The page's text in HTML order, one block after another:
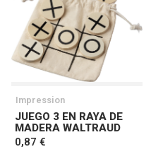
Impression
JUEGO 3 EN RAYA DE
MADERA WALTRAUD
0,87 €